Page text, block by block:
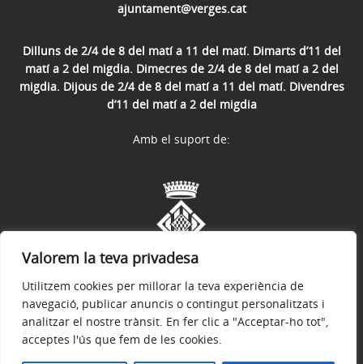
Valorem la teva privadesa
Utilitzem cookies per millorar la teva experiència de
navegació, publicar anuncis o contingut personalitzats i
analitzar el nostre trànsit. En fer clic a "Acceptar-ho tot",
acceptes l'ús que fem de les cookies.
ajuntament@verges.cat
Dilluns de 2/4 de 8 del matí a 11 del matí. Dimarts d’11 del
matí a 2 del migdia. Dimecres de 2/4 de 8 del matí a 2 del
migdia. Dijous de 2/4 de 8 del matí a 11 del matí. Divendres
d’11 del matí a 2 del migdia
Avís legal Política de privacitat
Amb el suport de: